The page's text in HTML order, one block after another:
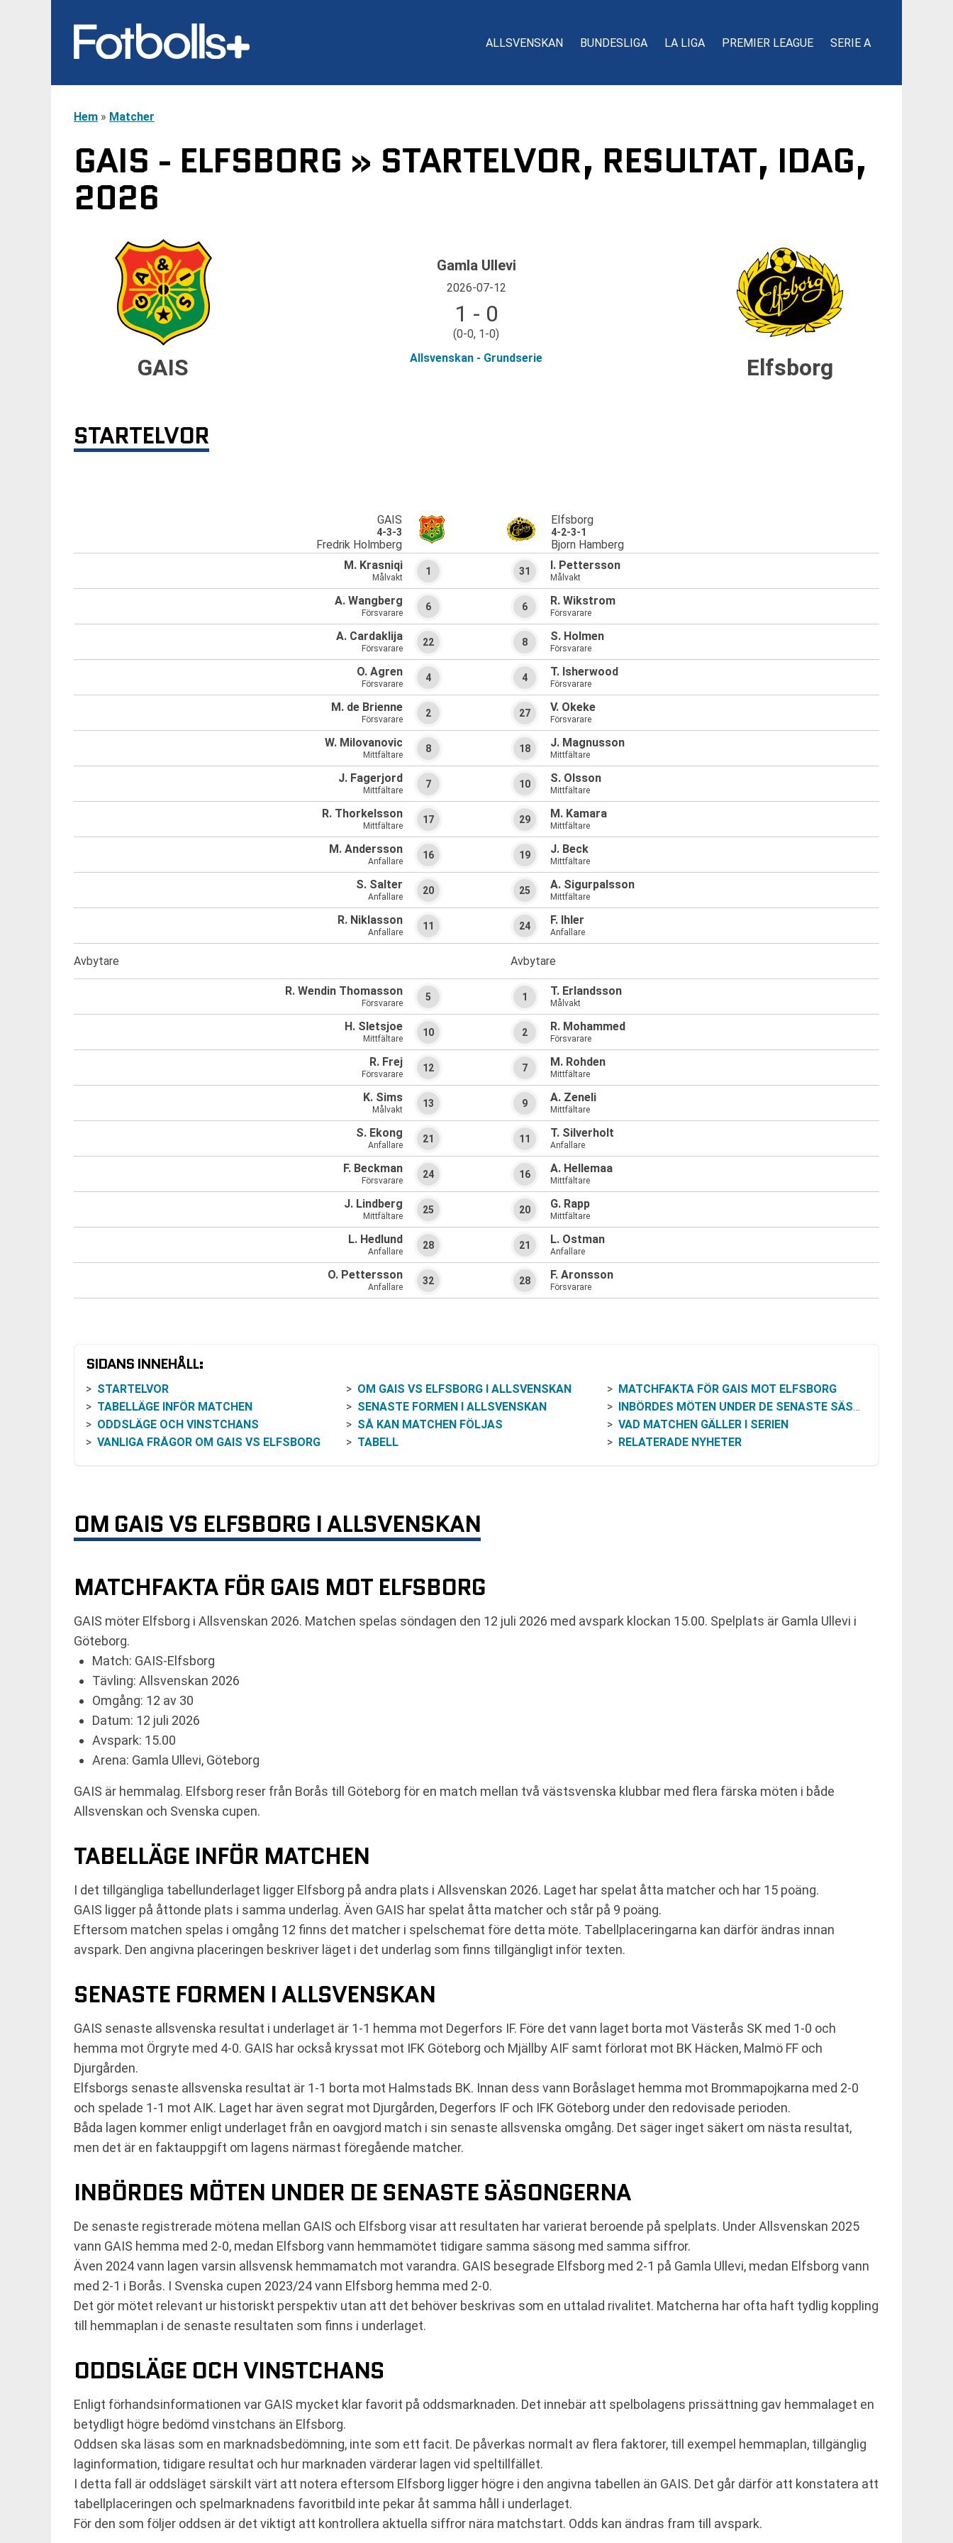
ALLSVENSKAN BUNDESLIGA LA LIGA PREMIER LEAGUE SERIE A
Hem » Matcher
GAIS - ELFSBORG » STARTELVOR, RESULTAT, IDAG,
2026
GAIS
Gamla Ullevi
2026-07-12
1 - 0
(0-0, 1-0)
Allsvenskan - Grundserie
Elfsborg
STARTELVOR
GAIS
4-3-3
Fredrik Holmberg
Elfsborg
4-2-3-1
Bjorn Hamberg
M. Krasniqi
Målvakt
1
A. Wangberg
Försvarare
6
A. Cardaklija
Försvarare
22
O. Agren
Försvarare
4
M. de Brienne
Försvarare
2
W. Milovanovic
Mittfältare
8
J. Fagerjord
Mittfältare
7
R. Thorkelsson
Mittfältare
17
M. Andersson
Anfallare
16
S. Salter
Anfallare
20
R. Niklasson
Anfallare
11
Avbytare
R. Wendin Thomasson
Försvarare
5
H. Sletsjoe
Mittfältare
10
R. Frej
Försvarare
12
K. Sims
Målvakt
13
S. Ekong
Anfallare
21
F. Beckman
Försvarare
24
J. Lindberg
Mittfältare
25
L. Hedlund
Anfallare
28
O. Pettersson
Anfallare
32
31 I. Pettersson
Målvakt
6 R. Wikstrom
Försvarare
8 S. Holmen
Försvarare
4 T. Isherwood
Försvarare
27 V. Okeke
Försvarare
18 J. Magnusson
Mittfältare
10 S. Olsson
Mittfältare
29 M. Kamara
Mittfältare
19 J. Beck
Mittfältare
25 A. Sigurpalsson
Mittfältare
24 F. Ihler
Anfallare
Avbytare
1 T. Erlandsson
Målvakt
2 R. Mohammed
Försvarare
7 M. Rohden
Mittfältare
9 A. Zeneli
Mittfältare
11 T. Silverholt
Anfallare
16 A. Hellemaa
Mittfältare
20 G. Rapp
Mittfältare
21 L. Ostman
Anfallare
28 F. Aronsson
Försvarare
SIDANS INNEHÅLL:
STARTELVOR OM GAIS VS ELFSBORG I ALLSVENSKAN
MATCHFAKTA FÖR GAIS MOT ELFSBORG
TABELLÄGE INFÖR MATCHEN
SENASTE FORMEN I ALLSVENSKAN
INBÖRDES MÖTEN UNDER DE SENASTE SÄSONGERNA
ODDSLÄGE OCH VINSTCHANS
SÅ KAN MATCHEN FÖLJAS
VAD MATCHEN GÄLLER I SERIEN
VANLIGA FRÅGOR OM GAIS VS ELFSBORG
TABELL RELATERADE NYHETER
OM GAIS VS ELFSBORG I ALLSVENSKAN
MATCHFAKTA FÖR GAIS MOT ELFSBORG
GAIS möter Elfsborg i Allsvenskan 2026. Matchen spelas söndagen den 12 juli 2026 med avspark klockan 15.00. Spelplats är Gamla Ullevi i
Göteborg.
Match: GAIS-Elfsborg
Tävling: Allsvenskan 2026
Omgång: 12 av 30
Datum: 12 juli 2026
Avspark: 15.00
Arena: Gamla Ullevi, Göteborg
GAIS är hemmalag. Elfsborg reser från Borås till Göteborg för en match mellan två västsvenska klubbar med flera färska möten i både
Allsvenskan och Svenska cupen.
TABELLÄGE INFÖR MATCHEN
I det tillgängliga tabellunderlaget ligger Elfsborg på andra plats i Allsvenskan 2026. Laget har spelat åtta matcher och har 15 poäng.
GAIS ligger på åttonde plats i samma underlag. Även GAIS har spelat åtta matcher och står på 9 poäng.
Eftersom matchen spelas i omgång 12 finns det matcher i spelschemat före detta möte. Tabellplaceringarna kan därför ändras innan
avspark. Den angivna placeringen beskriver läget i det underlag som finns tillgängligt inför texten.
SENASTE FORMEN I ALLSVENSKAN
GAIS senaste allsvenska resultat i underlaget är 1-1 hemma mot Degerfors IF. Före det vann laget borta mot Västerås SK med 1-0 och
hemma mot Örgryte med 4-0. GAIS har också kryssat mot IFK Göteborg och Mjällby AIF samt förlorat mot BK Häcken, Malmö FF och
Djurgården.
Elfsborgs senaste allsvenska resultat är 1-1 borta mot Halmstads BK. Innan dess vann Boråslaget hemma mot Brommapojkarna med 2-0
och spelade 1-1 mot AIK. Laget har även segrat mot Djurgården, Degerfors IF och IFK Göteborg under den redovisade perioden.
Båda lagen kommer enligt underlaget från en oavgjord match i sin senaste allsvenska omgång. Det säger inget säkert om nästa resultat,
men det är en faktauppgift om lagens närmast föregående matcher.
INBÖRDES MÖTEN UNDER DE SENASTE SÄSONGERNA
De senaste registrerade mötena mellan GAIS och Elfsborg visar att resultaten har varierat beroende på spelplats. Under Allsvenskan 2025
vann GAIS hemma med 2-0, medan Elfsborg vann hemmamötet tidigare samma säsong med samma siffror.
Även 2024 vann lagen varsin allsvensk hemmamatch mot varandra. GAIS besegrade Elfsborg med 2-1 på Gamla Ullevi, medan Elfsborg vann
med 2-1 i Borås. I Svenska cupen 2023/24 vann Elfsborg hemma med 2-0.
Det gör mötet relevant ur historiskt perspektiv utan att det behöver beskrivas som en uttalad rivalitet. Matcherna har ofta haft tydlig koppling
till hemmaplan i de senaste resultaten som finns i underlaget.
ODDSLÄGE OCH VINSTCHANS
Enligt förhandsinformationen var GAIS mycket klar favorit på oddsmarknaden. Det innebär att spelbolagens prissättning gav hemmalaget en
betydligt högre bedömd vinstchans än Elfsborg.
Oddsen ska läsas som en marknadsbedömning, inte som ett facit. De påverkas normalt av flera faktorer, till exempel hemmaplan, tillgänglig
laginformation, tidigare resultat och hur marknaden värderar lagen vid speltillfället.
I detta fall är oddsläget särskilt värt att notera eftersom Elfsborg ligger högre i den angivna tabellen än GAIS. Det går därför att konstatera att
tabellplaceringen och spelmarknadens favoritbild inte pekar åt samma håll i underlaget.
För den som följer oddsen är det viktigt att kontrollera aktuella siffror nära matchstart. Odds kan ändras fram till avspark.